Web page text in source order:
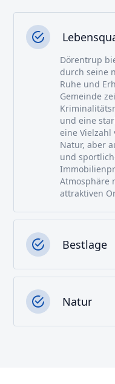
Dörentrup
durch seine
Ruhe und
Gemeinde
und eine
eine
Natur, aber
und
Atmosphäre
attraktiven
Bestlage
Natur